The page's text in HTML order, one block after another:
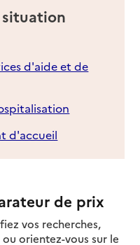
situation
d'aide et de
d'accueil
de prix
vos recherches,
orientez-vous sur le